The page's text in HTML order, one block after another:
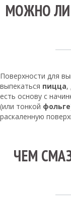
МОЖНО ЛИ
Поверхности для
выпекаться пицца,
есть основу с
(или тонкой фольге
раскаленную
ЧЕМ